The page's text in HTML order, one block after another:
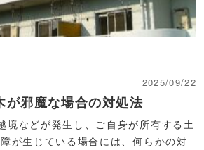
2025/09/22
が邪魔な場合の対処法
境などが発生し、ご自身が所有する土
が生じている場合には、何らかの対